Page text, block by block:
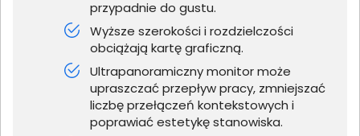
przypadnie do gustu.
Wyższe szerokości i rozdzielczości
obciążają kartę graficzną.
Ultrapanoramiczny monitor może
upraszczać przepływ pracy, zmniejszać
liczbę przełączeń kontekstowych i
poprawiać estetykę stanowiska.